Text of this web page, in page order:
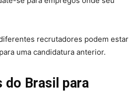
recrutadores podem estar
uma candidatura anterior.
do Brasil para